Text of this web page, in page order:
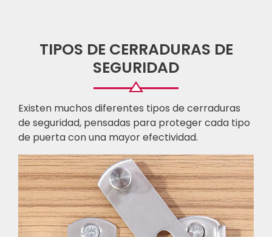
TIPOS DE CERRADURAS DE
SEGURIDAD
Existen muchos diferentes tipos de cerraduras
de seguridad, pensadas para proteger cada tipo
de puerta con una mayor efectividad.